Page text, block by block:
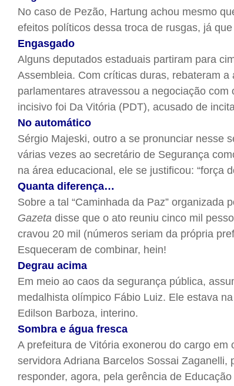
No caso de Pezão, Hartung achou mesmo
efeitos políticos dessa troca de rusgas, já
Engasgado
Alguns deputados estaduais partiram para
Assembleia. Com críticas duras, rebateram
parlamentares atravessou a negociação
incisivo foi Da Vitória (PDT), acusado de
No automático
Sérgio Majeski, outro a se pronunciar nesse
várias vezes ao secretário de Segurança
na área educacional, ele se justificou: “força
Quanta diferença…
Sobre a tal “Caminhada da Paz”
Gazeta disse que o ato reuniu cinco mil
cravou 20 mil (números seriam da própria
Esqueceram de combinar, hein!
Degrau acima
Em meio ao caos da segurança pública,
medalhista olímpico Fábio Luiz. Ele estava
Edilson Barboza, interino.
Sombra e água fresca
A prefeitura de Vitória exonerou do cargo
servidora Adriana Barcelos Sossai
responder, agora, pela gerência de